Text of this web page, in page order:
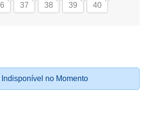
37 38 39 40
Indisponível no Momento